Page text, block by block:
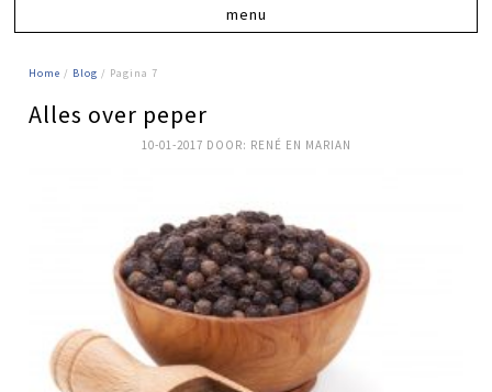
Home / Blog / Pagina 7
Alles over peper
10-01-2017 DOOR: RENÉ EN MARIAN